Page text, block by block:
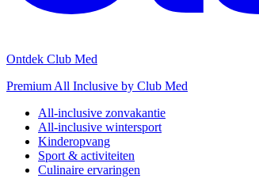
Ontdek Club Med
Premium All Inclusive by Club Med
All-inclusive zonvakantie
All-inclusive wintersport
Kinderopvang
Sport & activiteiten
Culinaire ervaringen